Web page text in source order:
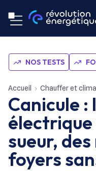
NOS TESTS
Accueil Chauffer et
Canicule :
sueur,
foyers